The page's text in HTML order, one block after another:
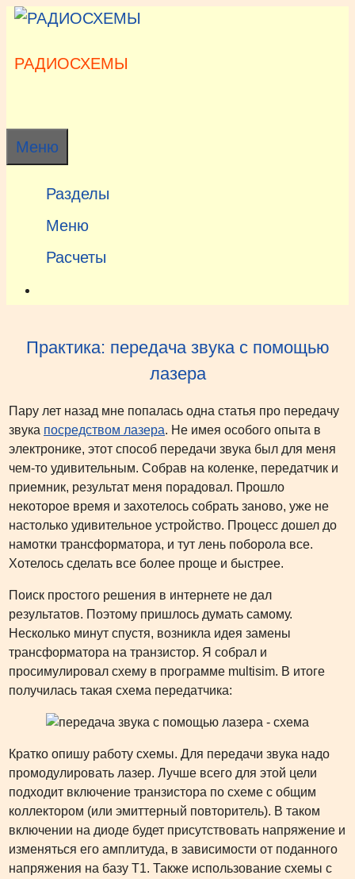
Перейти
РАДИОСХЕМЫ
Меню
Разделы
Меню
Расчеты
Практика: передача звука с помощью
лазера
Пару лет назад мне попалась одна статья про передачу
звука посредством лазера. Не имея особого опыта в
электронике, этот способ передачи звука был для меня
чем-то удивительным. Собрав на коленке, передатчик и
приемник, результат меня порадовал. Прошло
некоторое время и захотелось собрать заново, уже не
настолько удивительное устройство. Процесс дошел до
намотки трансформатора, и тут лень поборола все.
Хотелось сделать все более проще и быстрее.
Поиск простого решения в интернете не дал
результатов. Поэтому пришлось думать самому.
Несколько минут спустя, возникла идея замены
трансформатора на транзистор. Я собрал и
просимулировал схему в программе multisim. В итоге
получилась такая схема передатчика:
Кратко опишу работу схемы. Для передачи звука надо
промодулировать лазер. Лучше всего для этой цели
подходит включение транзистора по схеме с общим
коллектором (или эмиттерный повторитель). В таком
включении на диоде будет присутствовать напряжение и
изменяться его амплитуда, в зависимости от поданного
напряжения на базу Т1. Также использование схемы с